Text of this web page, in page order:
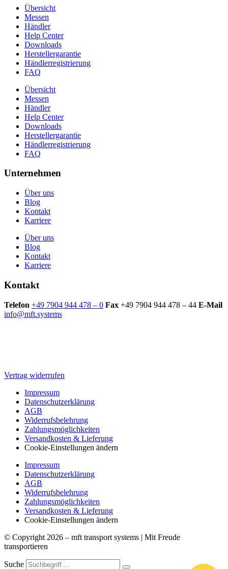
Übersicht
Messen
Händler
Help Center
Downloads
Herstellergarantie
Händlerregistrierung
FAQ
Übersicht
Messen
Händler
Help Center
Downloads
Herstellergarantie
Händlerregistrierung
FAQ
Unternehmen
Über uns
Blog
Kontakt
Karriere
Über uns
Blog
Kontakt
Karriere
Kontakt
Telefon +49 7904 944 478 – 0 Fax +49 7904 944 478 – 44 E-Mail
info@mft.systems
Vertrag widerrufen
Impressum
Datenschutzerklärung
AGB
Widerrufsbelehrung
Za­hlungs­möglichkeiten
Versandkosten & Lieferung
Cookie-Einstellungen ändern
Impressum
Datenschutzerklärung
AGB
Widerrufsbelehrung
Za­hlungs­möglichkeiten
Versandkosten & Lieferung
Cookie-Einstellungen ändern
© Copyright 2026 – mft transport systems | Mit Freude
transportieren
Suche